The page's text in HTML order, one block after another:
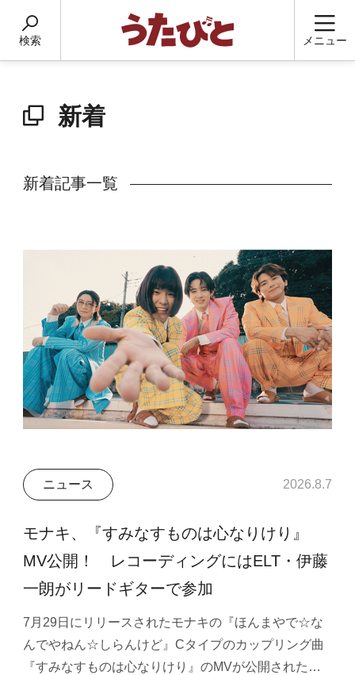
検索 メニュー
新着
新着記事一覧
ニュース 2026.8.7
モナキ、『すみなすものは心なりけり』
MV公開！ レコーディングにはELT・伊藤
一朗がリードギターで参加
7月29日にリリースされたモナキの『ほんまやで☆な
んでやねん☆しらんけど』Cタイプのカップリング曲
『すみなすものは心なりけり』のMVが公開された…